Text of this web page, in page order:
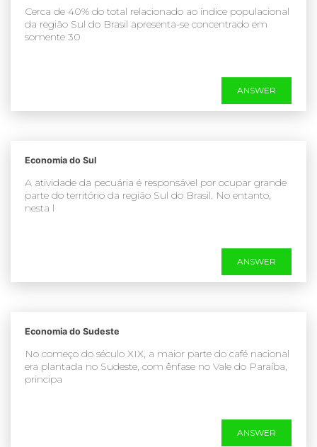
Cerca de 40% do total relacionado ao índice populacional
da região Sul do Brasil apresenta-se concentrado em
somente 30
ANSWER
Economia do Sul
A atividade da pecuária é responsável por ocupar grande
parte do território da região Sul do Brasil. No entanto,
nesta l
ANSWER
Economia do Sudeste
No começo do século XIX, a maior parte do café nacional
era plantada no Sudeste, com ênfase no Vale do Paraíba,
principa
ANSWER